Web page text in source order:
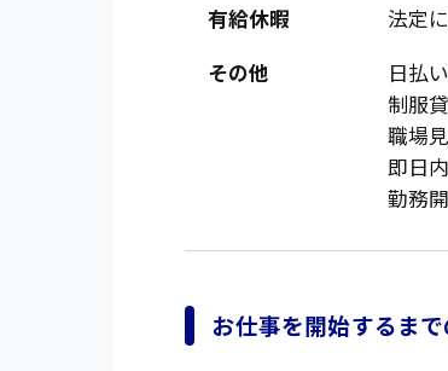
DTPオペ
システム
販売・
経営企画
ラウンダ
その他
有給休暇 法定
その他
日払
制服
職場
即日
勤務
お仕事を開始するま